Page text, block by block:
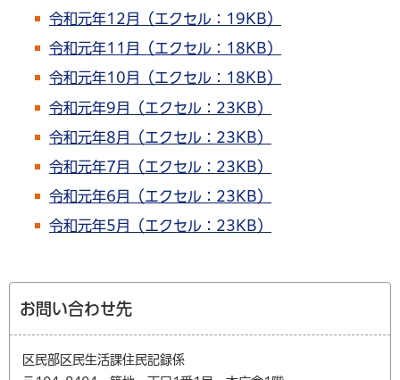
令和元年12月（エクセル：19KB）
令和元年11月（エクセル：18KB）
令和元年10月（エクセル：18KB）
令和元年9月（エクセル：23KB）
令和元年8月（エクセル：23KB）
令和元年7月（エクセル：23KB）
令和元年6月（エクセル：23KB）
令和元年5月（エクセル：23KB）
お問い合わせ先
区民部区民生活課住民記録係